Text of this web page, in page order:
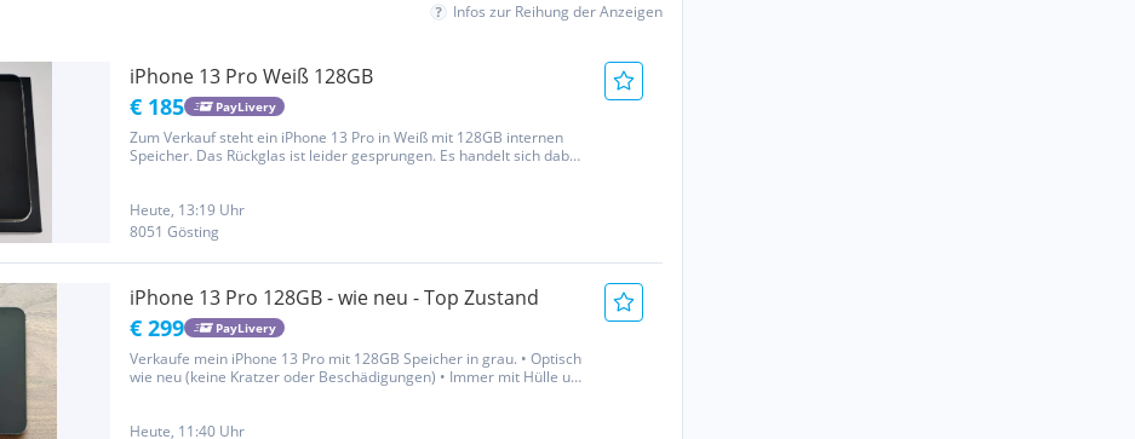
Infos zur Reihung der Anzeigen
iPhone 13 Pro Weiß 128GB
€ 185 PayLivery
Zum Verkauf steht ein iPhone 13 Pro in Weiß mit 128GB internen
Speicher. Das Rückglas ist leider gesprungen. Es handelt sich dabei
Heute, 13:19 Uhr
8051 Gösting
iPhone 13 Pro 128GB - wie neu - Top Zustand
€ 299 PayLivery
Verkaufe mein iPhone 13 Pro mit 128GB Speicher in grau. • Optisch
wie neu (keine Kratzer oder Beschädigungen) • Immer mit Hülle und
Heute, 11:40 Uhr